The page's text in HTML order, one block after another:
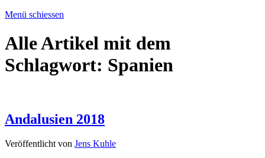
Menü schiessen
Alle Artikel mit dem
Schlagwort: Spanien
Andalusien 2018
Veröffentlicht von Jens Kuhle